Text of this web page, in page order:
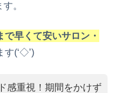
。
で早くて安いサロン・
(‘◇’)ゞ
感重視！期間をかけず